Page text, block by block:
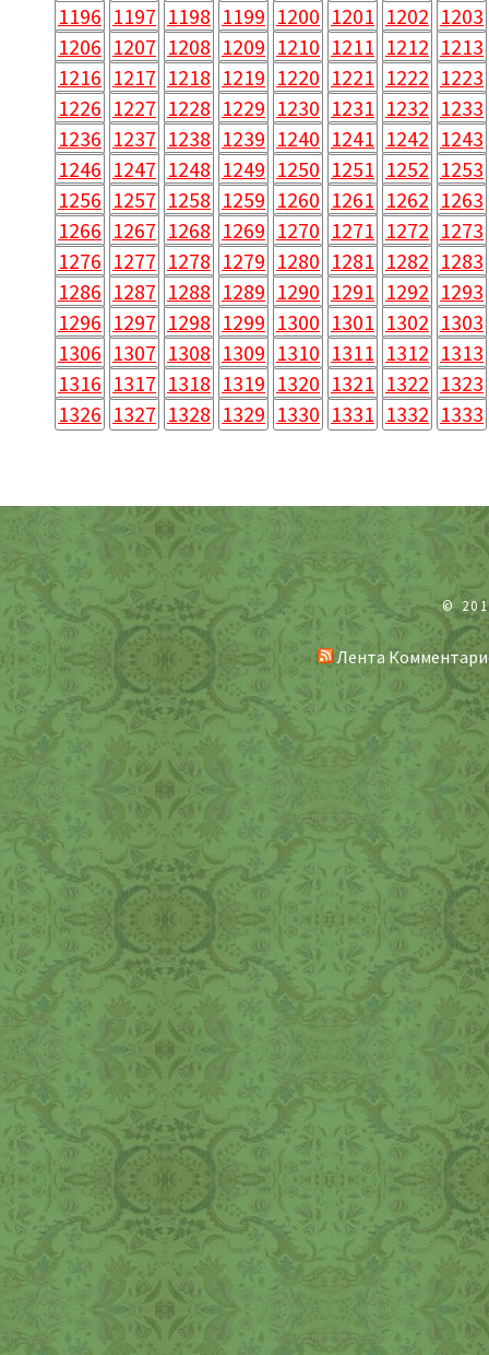
1196 1197 1198 1199 1200 1201 1202 1203
1206 1207 1208 1209 1210 1211 1212 1213
1216 1217 1218 1219 1220 1221 1222 1223
1226 1227 1228 1229 1230 1231 1232 1233
1236 1237 1238 1239 1240 1241 1242 1243
1246 1247 1248 1249 1250 1251 1252 1253
1256 1257 1258 1259 1260 1261 1262 1263
1266 1267 1268 1269 1270 1271 1272 1273
1276 1277 1278 1279 1280 1281 1282 1283
1286 1287 1288 1289 1290 1291 1292 1293
1296 1297 1298 1299 1300 1301 1302 1303
1306 1307 1308 1309 1310 1311 1312 1313
1316 1317 1318 1319 1320 1321 1322 1323
1326 1327 1328 1329 1330 1331 1332 1333
©
Лента